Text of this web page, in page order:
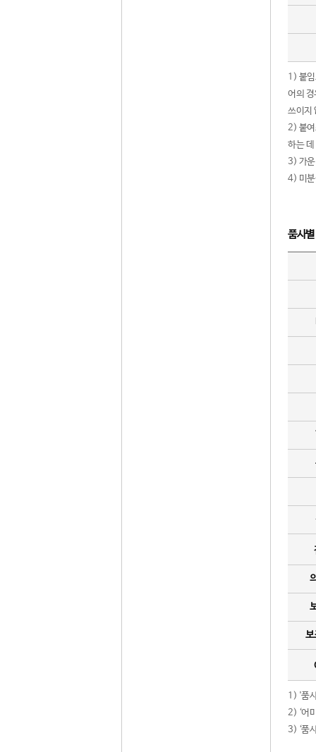
1) 붙
어의
쓰이지
2) 붙여
하는
3) 가운
4) 미분
품사
보
1) '품
2) ‘어
3) ‘품